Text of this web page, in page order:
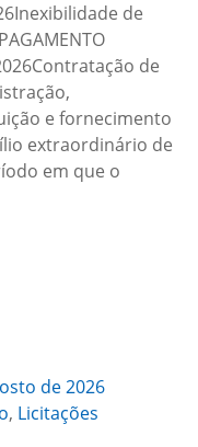
de
de
e fornecimento
extraordinário de
em que o
de 2026
, Licitações